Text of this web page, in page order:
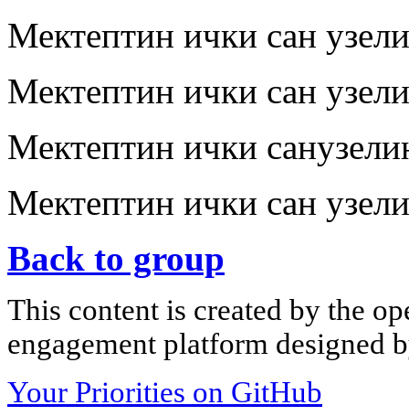
Мектептин ички сан
Мектептин ички сан
Мектептин ички
Мектептин ички сан
Back to group
This content is created by the
engagement platform designed
Your Priorities on GitHub